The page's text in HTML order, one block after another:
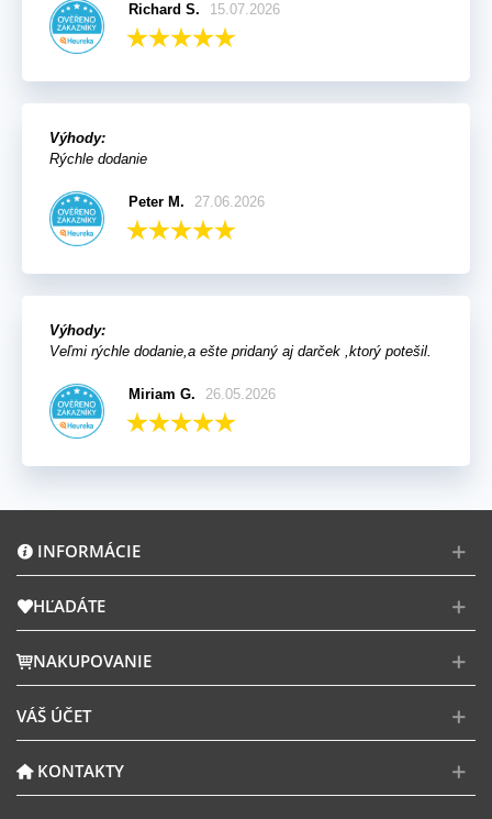
Richard S. 15.07.2026
Výhody:
Rýchle dodanie
Peter M. 27.06.2026
Výhody:
Veľmi rýchle dodanie,a ešte pridaný aj darček ,ktorý potešil.
Miriam G. 26.05.2026
INFORMÁCIE
HĽADÁTE
NAKUPOVANIE
VÁŠ ÚČET
KONTAKTY